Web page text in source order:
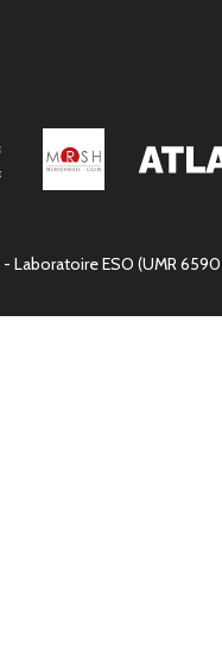
- Laboratoire ESO (UMR